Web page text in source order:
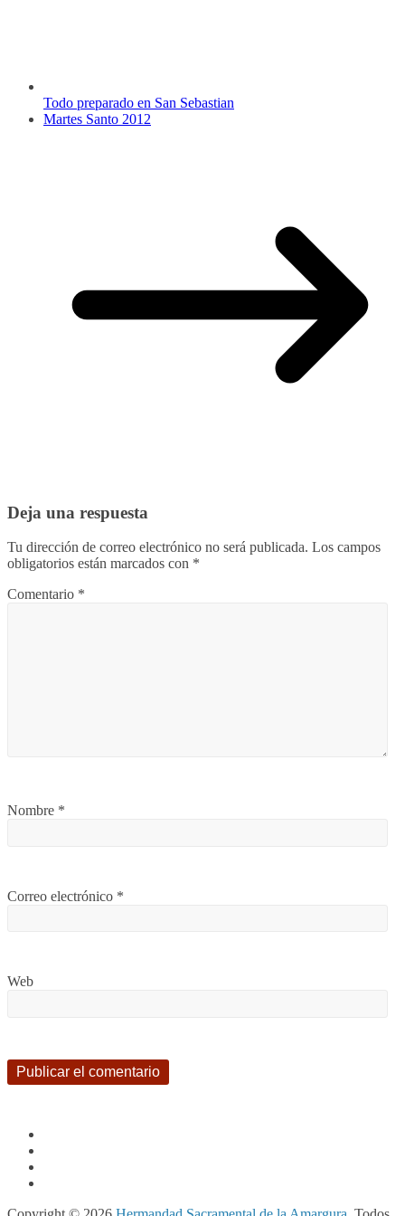
Todo preparado en San Sebastian
Martes Santo 2012
Deja una respuesta
Tu dirección de correo electrónico no será publicada. Los campos
obligatorios están marcados con *
Comentario *
Nombre *
Correo electrónico *
Web